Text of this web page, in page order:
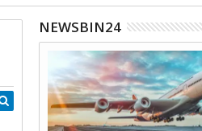
NEWSBIN24